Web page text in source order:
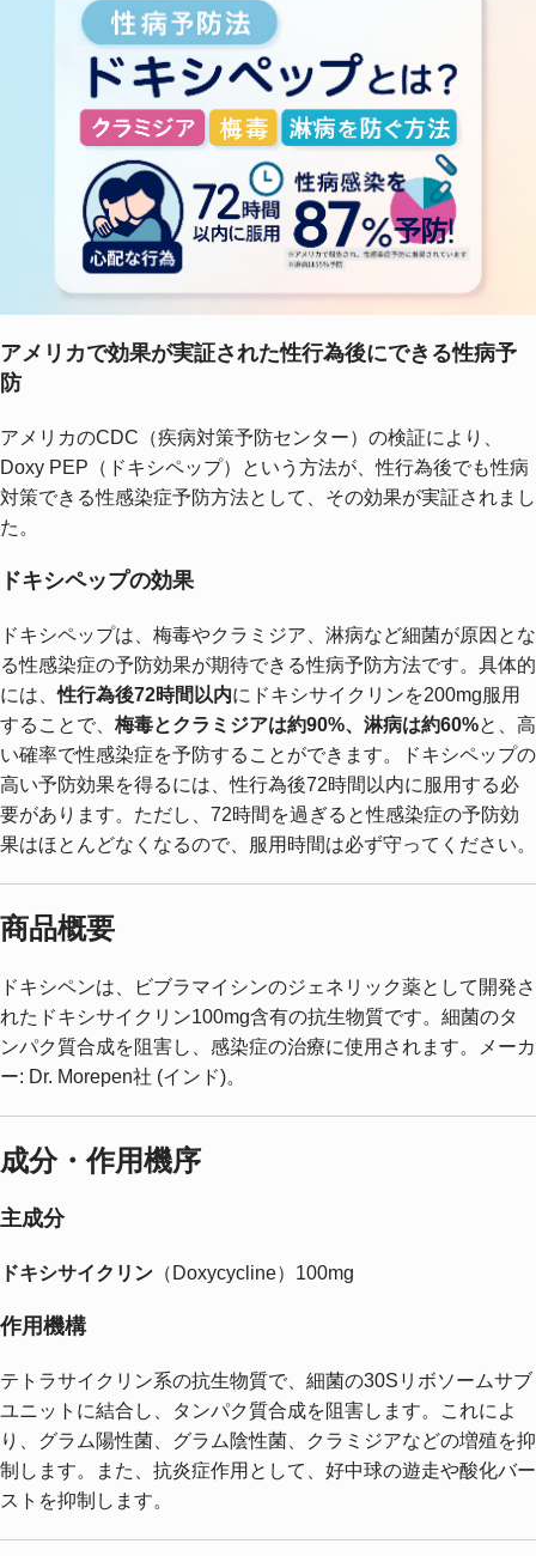
アメリカで効果が実証された性行為後にできる性病予
防
アメリカのCDC（疾病対策予防センター）の検証により、
Doxy PEP（ドキシペップ）という方法が、性行為後でも性病
対策できる性感染症予防方法として、その効果が実証されまし
た。
ドキシペップの効果
ドキシペップは、梅毒やクラミジア、淋病など細菌が原因とな
る性感染症の予防効果が期待できる性病予防方法です。具体的
には、性行為後72時間以内にドキシサイクリンを200mg服用
することで、 梅毒とクラミジアは約90%、淋病は約60%と、高
い確率で性感染症を予防することができます。ドキシペップの
高い予防効果を得るには、性行為後72時間以内に服用する必
要があります。ただし、72時間を過ぎると性感染症の予防効
果はほとんどなくなるので、服用時間は必ず守ってください。
商品概要
ドキシペンは、ビブラマイシンのジェネリック薬として開発さ
れたドキシサイクリン100mg含有の抗生物質です。細菌のタ
ンパク質合成を阻害し、感染症の治療に使用されます。メーカ
ー: Dr. Morepen社 (インド)。
成分・作用機序
主成分
ドキシサイクリン （Doxycycline）100mg
作用機構
テトラサイクリン系の抗生物質で、細菌の30Sリボソームサブ
ユニットに結合し、タンパク質合成を阻害します。これによ
り、グラム陽性菌、グラム陰性菌、クラミジアなどの増殖を抑
制します。また、抗炎症作用として、好中球の遊走や酸化バー
ストを抑制します。